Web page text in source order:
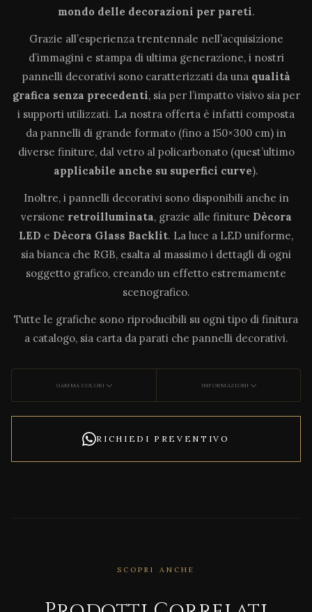
mondo delle decorazioni per pareti.
Grazie all’esperienza trentennale nell’acquisizione
d’immagini e stampa di ultima generazione, i nostri
pannelli decorativi sono caratterizzati da una qualità
grafica senza precedenti, sia per l’impatto visivo sia per
i supporti utilizzati. La nostra offerta è infatti composta
da pannelli di grande formato (fino a 150×300 cm) in
diverse finiture, dal vetro al policarbonato (quest’ultimo
applicabile anche su superfici curve).
Inoltre, i pannelli decorativi sono disponibili anche in
versione retroilluminata, grazie alle finiture Dècora
LED e Dècora Glass Backlit. La luce a LED uniforme,
sia bianca che RGB, esalta al massimo i dettagli di ogni
soggetto grafico, creando un effetto estremamente
scenografico.
Tutte le grafiche sono riproducibili su ogni tipo di finitura
a catalogo, sia carta da parati che pannelli decorativi.
GAMMA COLORI INFORMAZIONI
RICHIEDI PREVENTIVO
SCOPRI ANCHE
RSI